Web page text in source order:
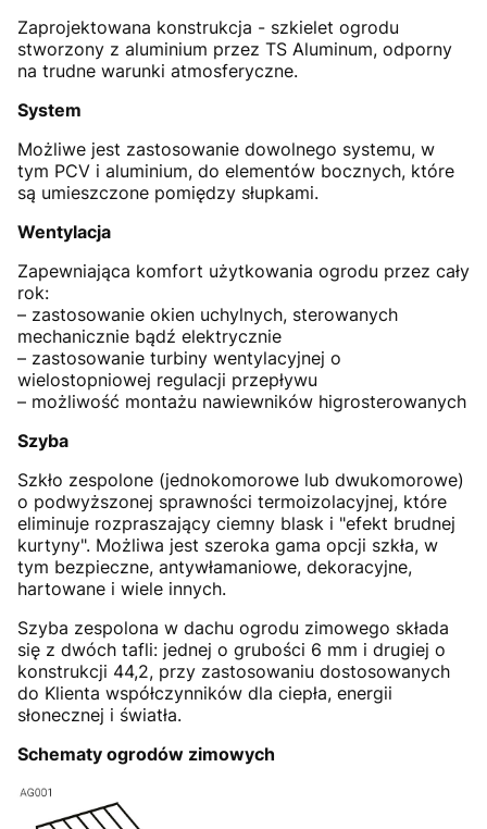
Zaprojektowana konstrukcja - szkielet ogrodu
stworzony z aluminium przez TS Aluminum, odporny
na trudne warunki atmosferyczne.
System
Możliwe jest zastosowanie dowolnego systemu, w
tym PCV i aluminium, do elementów bocznych, które
są umieszczone pomiędzy słupkami.
Wentylacja
Zapewniająca komfort użytkowania ogrodu przez cały
rok:
– zastosowanie okien uchylnych, sterowanych
mechanicznie bądź elektrycznie
– zastosowanie turbiny wentylacyjnej o
wielostopniowej regulacji przepływu
– możliwość montażu nawiewników higrosterowanych
Szyba
Szkło zespolone (jednokomorowe lub dwukomorowe)
o podwyższonej sprawności termoizolacyjnej, które
eliminuje rozpraszający ciemny blask i "efekt brudnej
kurtyny". Możliwa jest szeroka gama opcji szkła, w
tym bezpieczne, antywłamaniowe, dekoracyjne,
hartowane i wiele innych.
Szyba zespolona w dachu ogrodu zimowego składa
się z dwóch tafli: jednej o grubości 6 mm i drugiej o
konstrukcji 44,2, przy zastosowaniu dostosowanych
do Klienta współczynników dla ciepła, energii
słonecznej i światła.
Schematy ogrodów zimowych